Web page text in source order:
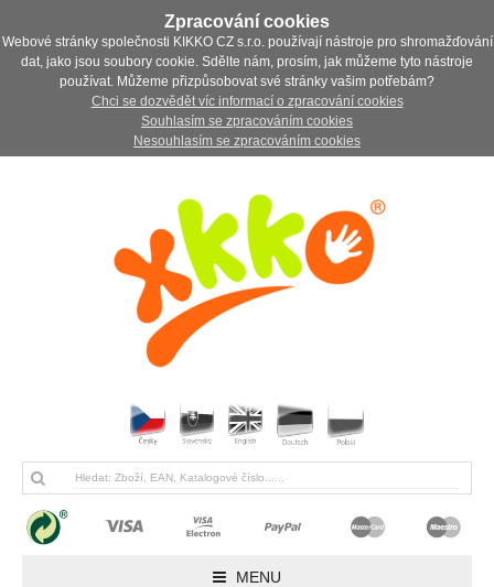
Zpracování cookies
Webové stránky společnosti KIKKO CZ s.r.o. používají nástroje pro shromažďování
dat, jako jsou soubory cookie. Sdělte nám, prosím, jak můžeme tyto nástroje
používat. Můžeme přizpůsobovat své stránky vašim potřebám?
Chci se dozvědět víc informací o zpracování cookies
Souhlasím se zpracováním cookies
Nesouhlasím se zpracováním cookies
MENU